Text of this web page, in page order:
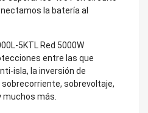
la batería al
5KTL Red 5000W
entre las que
isla, la inversión de
sobrevoltaje,
más.